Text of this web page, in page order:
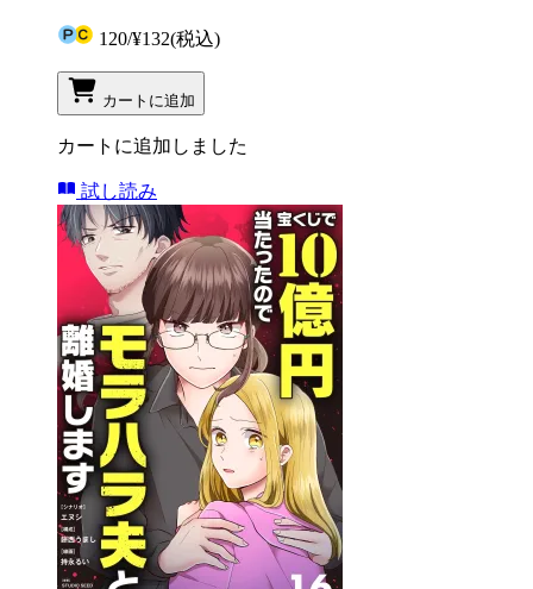
120/¥132(税込)
カートに追加
カートに追加しました
試し読み